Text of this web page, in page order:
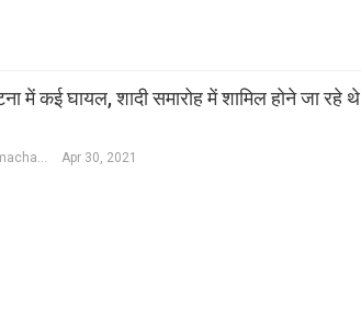
में कई घायल, शादी समारोह में शामिल होने जा रहे थे
SamridhSamachar Desk Apr 30, 2021